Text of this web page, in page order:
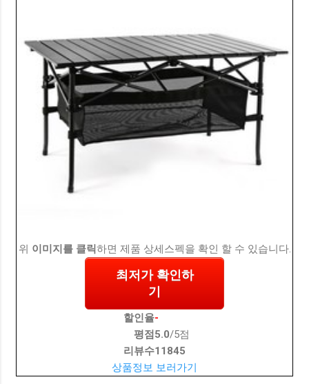
위 이미지를 클릭하면 제품 상세스펙을 확인 할 수 있습니다.
최저가 확인하
기
할인율-
평점 5.0/5점
리뷰수11845
상품정보 보러가기